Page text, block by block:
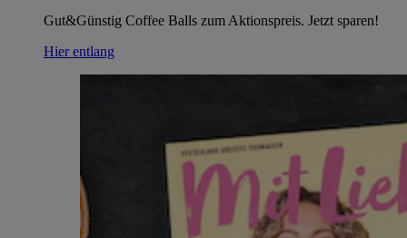
Gut&Günstig Coffee Balls zum Aktionspreis. Jetzt sparen!
Hier entlang